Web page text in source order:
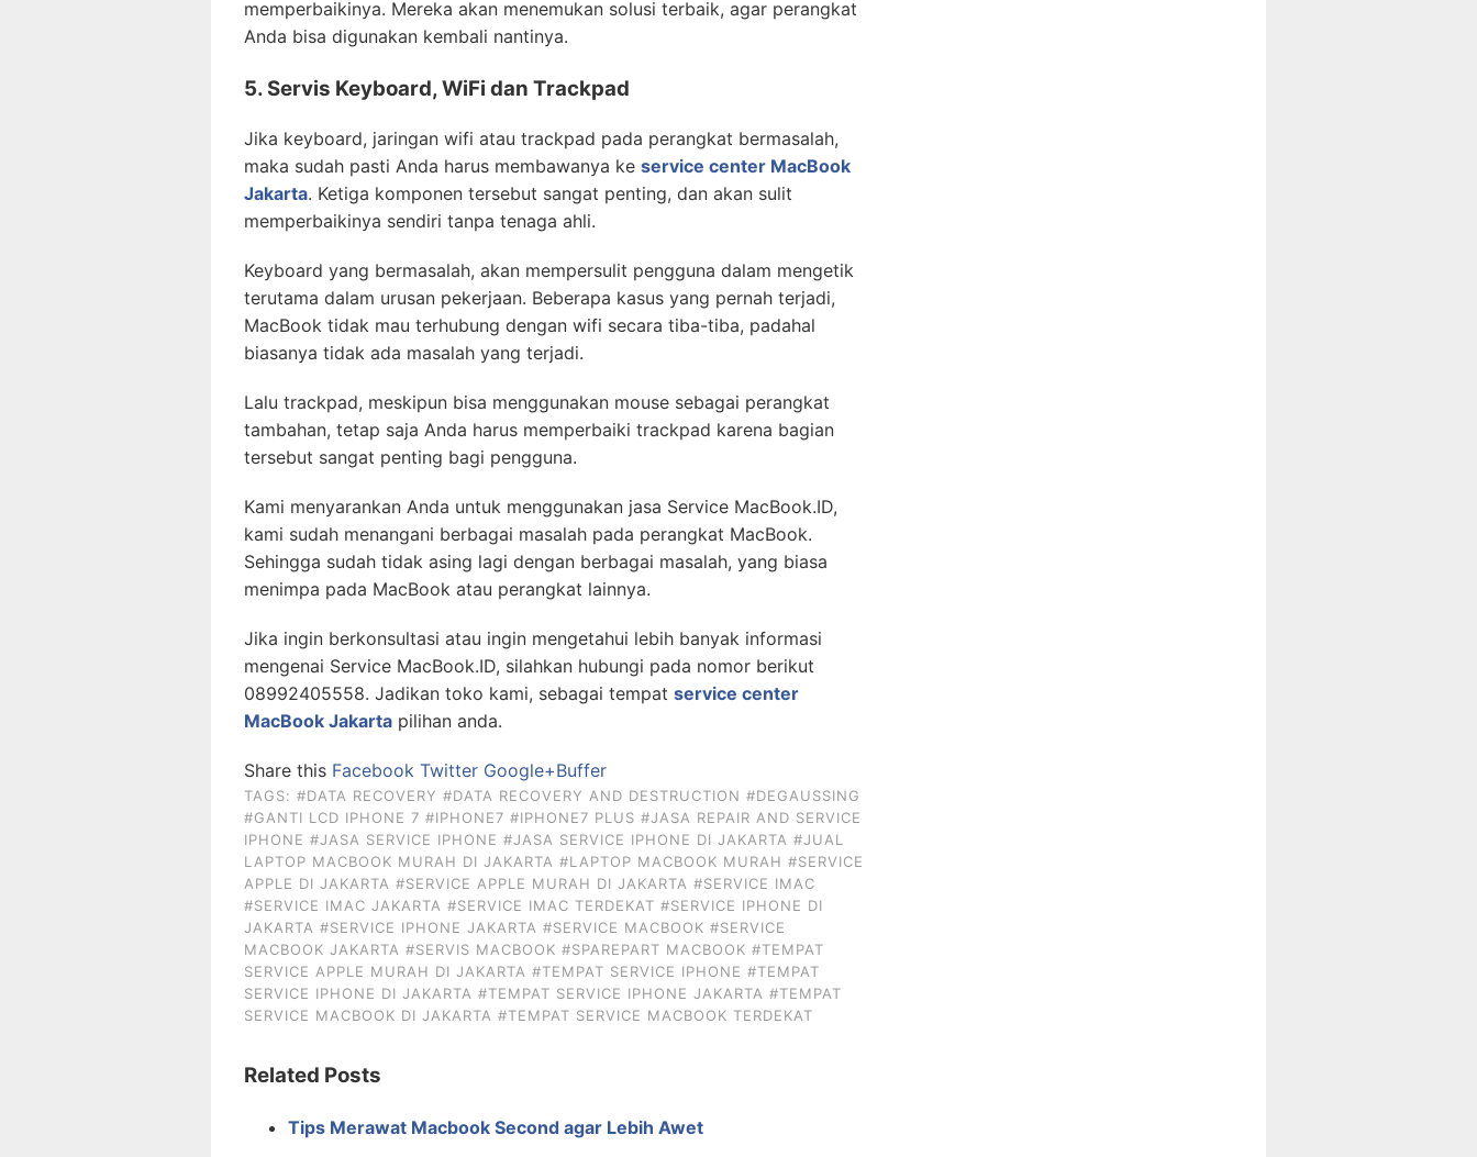
memperbaikinya. Mereka akan menemukan solusi terbaik, agar perangkat
Anda bisa digunakan kembali nantinya.
5. Servis Keyboard, WiFi dan Trackpad
Jika keyboard, jaringan wifi atau trackpad pada perangkat bermasalah,
maka sudah pasti Anda harus membawanya ke service center MacBook
Jakarta. Ketiga komponen tersebut sangat penting, dan akan sulit
memperbaikinya sendiri tanpa tenaga ahli.
Keyboard yang bermasalah, akan mempersulit pengguna dalam mengetik
terutama dalam urusan pekerjaan. Beberapa kasus yang pernah terjadi,
MacBook tidak mau terhubung dengan wifi secara tiba-tiba, padahal
biasanya tidak ada masalah yang terjadi.
Lalu trackpad, meskipun bisa menggunakan mouse sebagai perangkat
tambahan, tetap saja Anda harus memperbaiki trackpad karena bagian
tersebut sangat penting bagi pengguna.
Kami menyarankan Anda untuk menggunakan jasa Service MacBook.ID,
kami sudah menangani berbagai masalah pada perangkat MacBook.
Sehingga sudah tidak asing lagi dengan berbagai masalah, yang biasa
menimpa pada MacBook atau perangkat lainnya.
Jika ingin berkonsultasi atau ingin mengetahui lebih banyak informasi
mengenai Service MacBook.ID, silahkan hubungi pada nomor berikut
08992405558. Jadikan toko kami, sebagai tempat service center
MacBook Jakarta pilihan anda.
Share this Facebook Twitter Google+Buffer
TAGS: #DATA RECOVERY #DATA RECOVERY AND DESTRUCTION #DEGAUSSING
#GANTI LCD IPHONE 7 #IPHONE7 #IPHONE7 PLUS #JASA REPAIR AND SERVICE
IPHONE #JASA SERVICE IPHONE #JASA SERVICE IPHONE DI JAKARTA #JUAL
LAPTOP MACBOOK MURAH DI JAKARTA #LAPTOP MACBOOK MURAH #SERVICE
APPLE DI JAKARTA #SERVICE APPLE MURAH DI JAKARTA #SERVICE IMAC
#SERVICE IMAC JAKARTA #SERVICE IMAC TERDEKAT #SERVICE IPHONE DI
JAKARTA #SERVICE IPHONE JAKARTA #SERVICE MACBOOK #SERVICE
MACBOOK JAKARTA #SERVIS MACBOOK #SPAREPART MACBOOK #TEMPAT
SERVICE APPLE MURAH DI JAKARTA #TEMPAT SERVICE IPHONE #TEMPAT
SERVICE IPHONE DI JAKARTA #TEMPAT SERVICE IPHONE JAKARTA #TEMPAT
SERVICE MACBOOK DI JAKARTA #TEMPAT SERVICE MACBOOK TERDEKAT
Related Posts
Tips Merawat Macbook Second agar Lebih Awet